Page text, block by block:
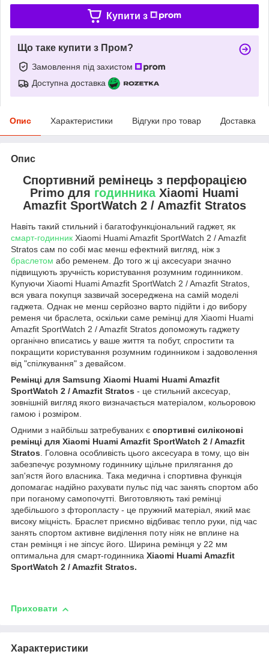
Купити з
Що таке купити з Пром?
Замовлення під захистом
Доступна доставка
Опис Характеристики Відгуки про товар Доставка
Опис
Спортивний ремінець з перфорацією
Primo для годинникаXiaomi Huami
Amazfit SportWatch 2 / Amazfit Stratos
Навіть такий стильний і багатофункціональний гаджет, як
смарт-годинник Xiaomi Huami Amazfit SportWatch 2 / Amazfit
Stratos сам по собі має менш ефектний вигляд, ніж з
браслетом або ременем. До того ж ці аксесуари значно
підвищують зручність користування розумним годинником.
Купуючи Xiaomi Huami Amazfit SportWatch 2 / Amazfit Stratos,
вся увага покупця зазвичай зосереджена на самій моделі
гаджета. Однак не менш серйозно варто підійти і до вибору
ременя чи браслета, оскільки саме ремінці для Xiaomi Huami
Amazfit SportWatch 2 / Amazfit Stratos допоможуть гаджету
органічно вписатись у ваше життя та побут, спростити та
покращити користування розумним годинником і задоволення
від "спілкування" з девайсом.
Ремінці для Samsung Xiaomi Huami Huami Amazfit
SportWatch 2 / Amazfit Stratos - це стильний аксесуар,
зовнішній вигляд якого визначається матеріалом, кольоровою
гамою і розміром.
Одними з найбільш затребуваних є спортивні силіконові
ремінці для Xiaomi Huami Amazfit SportWatch 2 / Amazfit
Stratos. Головна особливість цього аксесуара в тому, що він
забезпечує розумному годиннику щільне прилягання до
зап'ястя його власника. Така медична і спортивна функція
допомагає надійно рахувати пульс під час занять спортом або
при поганому самопочутті. Виготовляють такі ремінці
здебільшого з фторопласту - це пружний матеріал, який має
високу міцність. Браслет приємно відбиває тепло руки, під час
занять спортом активне виділення поту ніяк не вплине на
стан ремінця і не зіпсує його. Ширина ремінця у 22 мм
оптимальна для смарт-годинника Xiaomi Huami Amazfit
SportWatch 2 / Amazfit Stratos.
Приховати
Характеристики